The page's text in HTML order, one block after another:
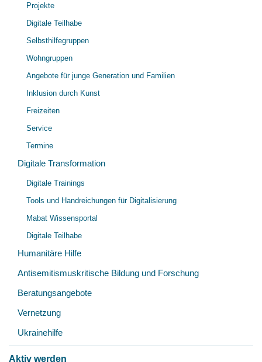
Projekte
Digitale Teilhabe
Selbsthilfegruppen
Wohngruppen
Angebote für junge Generation und Familien
Inklusion durch Kunst
Freizeiten
Service
Termine
Digitale Transformation
Digitale Trainings
Tools und Handreichungen für Digitalisierung
Mabat Wissensportal
Digitale Teilhabe
Humanitäre Hilfe
Antisemitismuskritische Bildung und Forschung
Beratungsangebote
Vernetzung
Ukrainehilfe
Aktiv werden